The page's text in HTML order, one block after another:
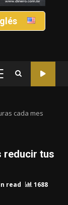
cada mes
reducir tus
read 1688